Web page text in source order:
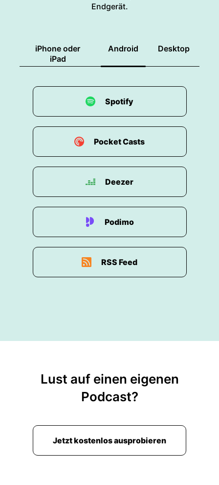
Endgerät.
iPhone oder
iPad
Android Desktop
Spotify
Pocket Casts
Deezer
Podimo
RSS Feed
Lust auf einen eigenen
Podcast?
Jetzt kostenlos ausprobieren